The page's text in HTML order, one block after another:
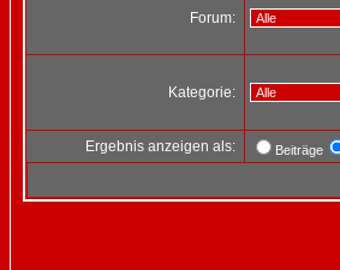
Forum:
Kategorie:
Ergebnis anzeigen als: Beiträge